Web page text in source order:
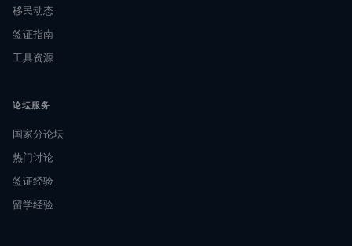
移民动态
签证指南
工具资源
论坛服务
国家分论坛
热门讨论
签证经验
留学经验